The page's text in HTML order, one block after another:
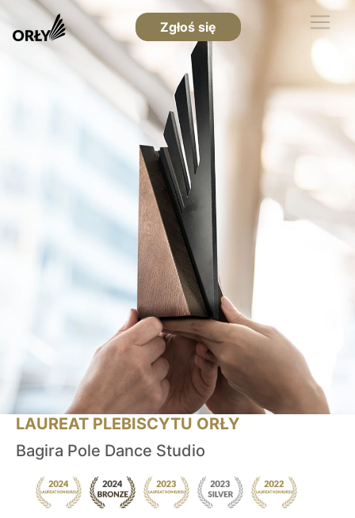
Zgłoś się
LAUREAT PLEBISCYTU ORŁY
Bagira Pole Dance Studio